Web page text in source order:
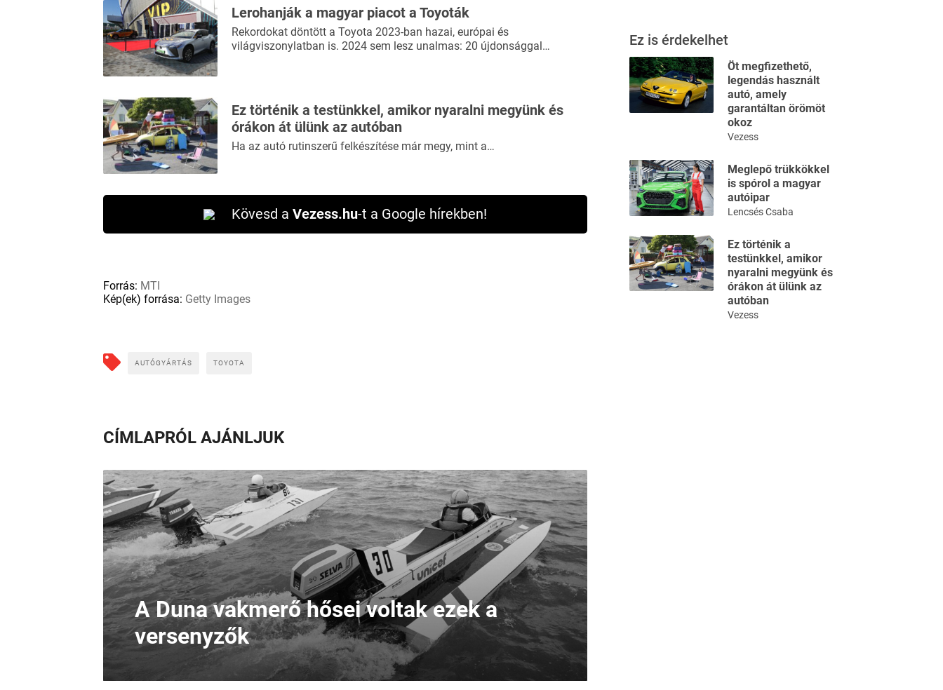
Lerohanják a magyar piacot a Toyoták
Rekordokat döntött a Toyota 2023-ban hazai, európai és
világviszonylatban is. 2024 sem lesz unalmas: 20 újdonsággal…
Ez történik a testünkkel, amikor nyaralni megyünk és
órákon át ülünk az autóban
Ha az autó rutinszerű felkészítése már megy, mint a…
Kövesd a Vezess.hu-t a Google hírekben!
Forrás: MTI
Kép(ek) forrása: Getty Images
AUTÓGYÁRTÁS TOYOTA
CÍMLAPRÓL AJÁNLJUK
A Duna vakmerő hősei voltak ezek a
versenyzők
Ez is érdekelhet
Öt megfizethető,
legendás használt
autó, amely
garantáltan örömöt
okoz
Vezess
Meglepő trükkökkel
is spórol a magyar
autóipar
Lencsés Csaba
Ez történik a
testünkkel, amikor
nyaralni megyünk és
órákon át ülünk az
autóban
Vezess